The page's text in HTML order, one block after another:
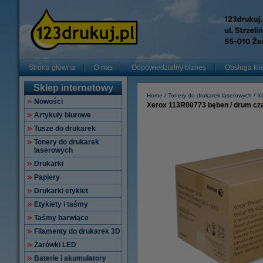
Strona główna O nas Odpowiedzialny biznes Obsługa
Sklep internetowy
Nowości
Artykuły biurowe
Tusze do drukarek
Tonery do drukarek
laserowych
Drukarki
Papiery
Drukarki etykiet
Etykiety i taśmy
Taśmy barwiące
Filamenty do drukarek 3D
Żarówki LED
Baterie i akumulatory
Home Tonery do drukarek laserowych
Xerox 113R00773 bęben / drum